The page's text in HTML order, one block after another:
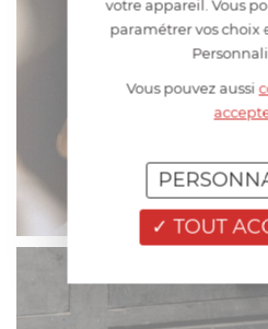
votre appareil. Vous
paramétrer vos choix
Vous pouvez aussi
TOUT